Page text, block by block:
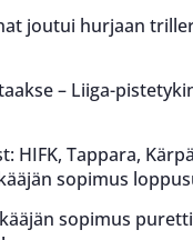
joutui hurjaan
– Liiga-
HIFK, Tappara,
sopimus
sopimus